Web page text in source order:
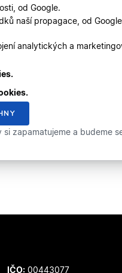
IČO:00443077
od Google.
naší propagace, od
analytických a
zapamatujeme a budeme